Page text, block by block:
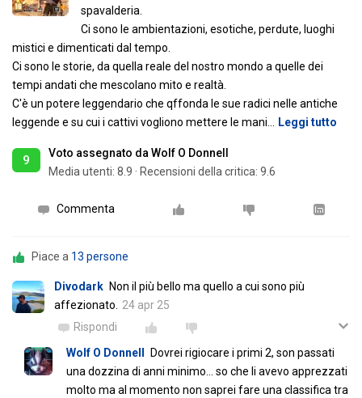
spavalderia.
Ci sono le ambientazioni, esotiche, perdute, luoghi
mistici e dimenticati dal tempo.
Ci sono le storie, da quella reale del nostro mondo a quelle dei
tempi andati che mescolano mito e realtà.
C'è un potere leggendario che qffonda le sue radici nelle antiche
leggende e su cui i cattivi vogliono mettere le mani… Leggi tutto
9
Voto assegnato da Wolf O Donnell
Media utenti: 8.9 · Recensioni della critica: 9.6
Commenta
Piace a 13 persone
Divodark Non il più bello ma quello a cui sono più
affezionato. 24 apr 25
Rispondi
Wolf O Donnell
Dovrei rigiocare i primi 2, son passati
una dozzina di anni minimo... so che li avevo apprezzati
molto ma al momento non saprei fare una classifica tra